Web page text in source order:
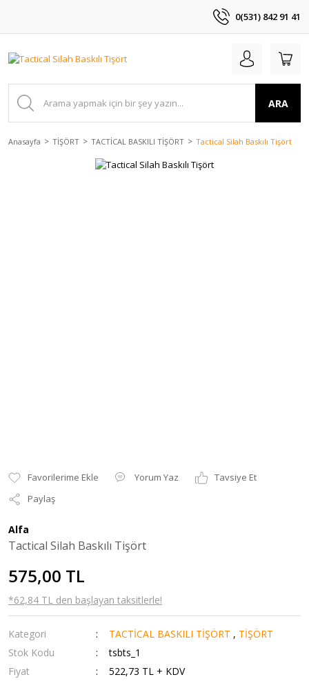
0(531) 842 91 41
ARA
Anasayfa TİŞÖRT TACTİCAL BASKILI TİŞÖRT Tactical Silah Baskılı Tişört
Yorum Yaz
Tavsiye Et
Paylaş
Alfa
Tactical Silah Baskılı Tişört
575,00 TL
*62,84 TL den başlayan taksitlerle!
Kategori TACTİCAL BASKILI TİŞÖRT , TİŞÖRT
Stok Kodu
tsbts_1
Fiyat
522,73 TL + KDV